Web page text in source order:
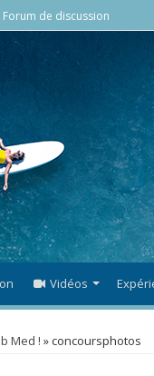
Forum de discussion
Vidéos
Med ! »concoursphotos